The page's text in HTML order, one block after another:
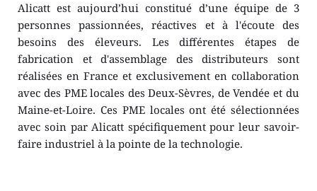
Alicatt est aujourd’hui constitué d’une équipe de 3
personnes passionnées, réactives et à l'écoute des
besoins des éleveurs. Les différentes étapes de
fabrication et d'assemblage des distributeurs sont
réalisées en France et exclusivement en collaboration
avec des PME locales des Deux-Sèvres, de Vendée et du
Maine-et-Loire. Ces PME locales ont été sélectionnées
avec soin par Alicatt spécifiquement pour leur savoir-
faire industriel à la pointe de la technologie.